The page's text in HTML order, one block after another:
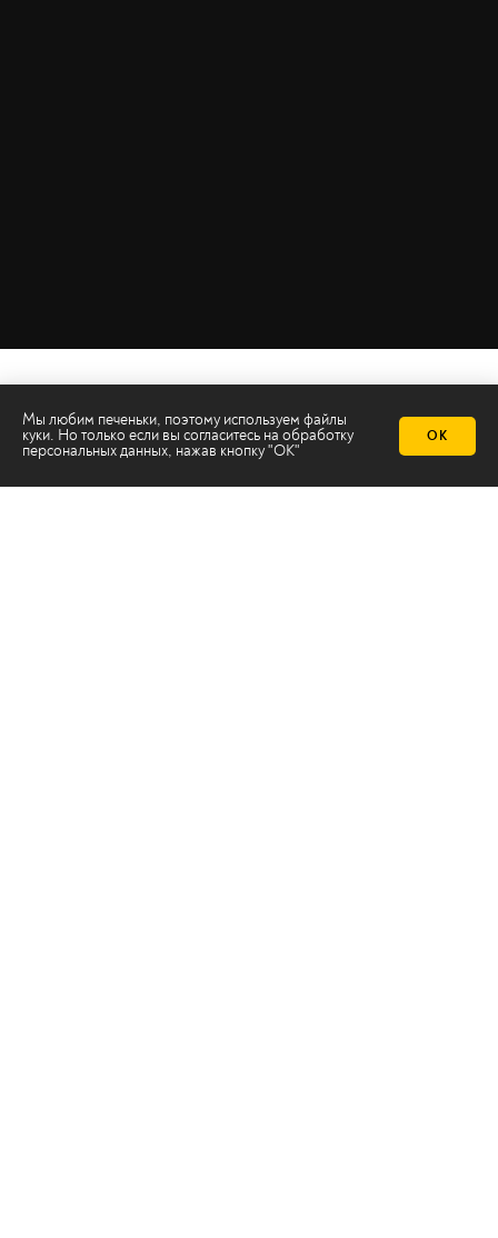
Мы любим печеньки, поэтому используем файлы
куки. Но только если вы согласитесь на обработку
персональных данных, нажав кнопку "ОК"
ОК